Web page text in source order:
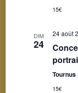
15€
DIM
24
24 août
Tournus
15€